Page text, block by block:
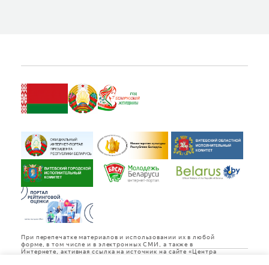
При перепечатке материалов и использовании их в любой
форме, в том числе и в электронных СМИ, а также в
Интернете, активная ссылка на источник на сайте «Центра